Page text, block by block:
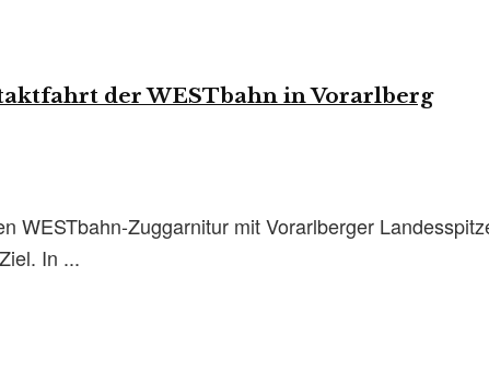
der WESTbahn in Vorarlberg
WESTbahn-Zuggarnitur mit Vorarlberger
In ...